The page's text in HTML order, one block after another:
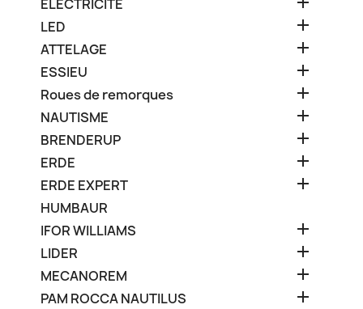
ELECTRICITE
LED 
ATTELAGE 
ESSIEU 
Roues de remorques 
NAUTISME 
BRENDERUP 
ERDE 
ERDE EXPERT 
HUMBAUR
IFOR WILLIAMS

LIDER 
MECANOREM 
PAM ROCCA NAUTILUS 